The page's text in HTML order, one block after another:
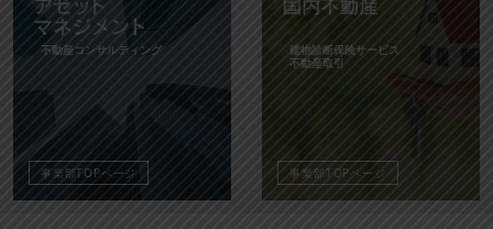
不動産コンサルティング
事業部TOPページ
建物診断保険サービス
不動産取引
事業部TOPページ